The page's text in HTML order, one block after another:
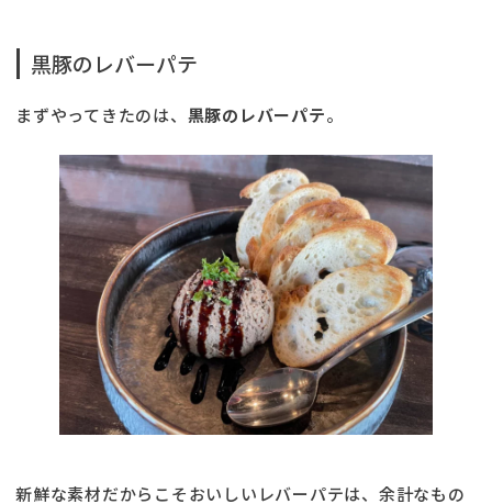
黒豚のレバーパテ
まずやってきたのは、 黒豚のレバーパテ。
新鮮な素材だからこそおいしいレバーパテは、余計なもの